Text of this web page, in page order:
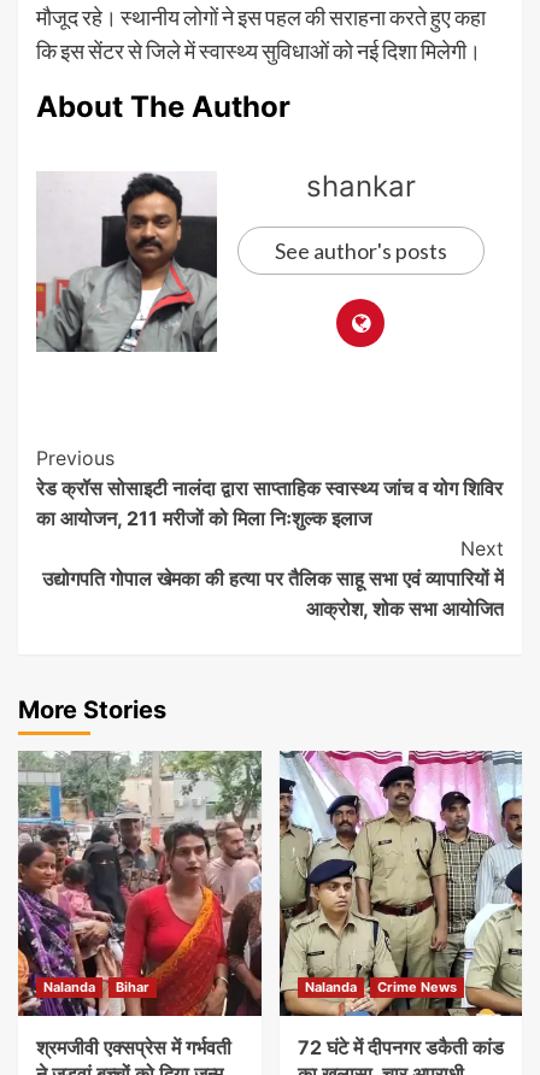
मौजूद रहे। स्थानीय लोगों ने इस पहल की सराहना करते हुए कहा
कि इस सेंटर से जिले में स्वास्थ्य सुविधाओं को नई दिशा मिलेगी।
About The Author
shankar
See author's posts
Post
Navigation
Previous
रेड क्रॉस सोसाइटी नालंदा द्वारा साप्ताहिक स्वास्थ्य जांच व योग शिविर
का आयोजन, 211 मरीजों को मिला निःशुल्क इलाज
Next
उद्योगपति गोपाल खेमका की हत्या पर तैलिक साहू सभा एवं व्यापारियों में
आक्रोश, शोक सभा आयोजित
More Stories
Nalanda Bihar
श्रमजीवी एक्सप्रेस में गर्भवती
Nalanda Crime News
72 घंटे में दीपनगर डकैती कांड